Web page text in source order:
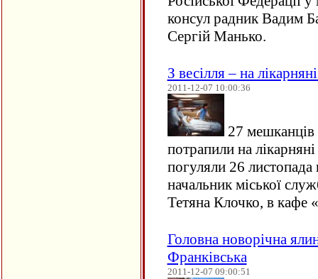
консул радник Вадим
Сергій Манько.
З весілля – на
2011-12-07 10:00:36
27 мешканців
потрапили на
погуляли 26 листопада
начальник міської
Тетяна Клочко, в
Головна новорічна
Франківська
2011-12-07 09:00:51